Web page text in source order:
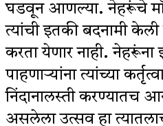
घडवून आणल्या. नेहरूंचे
त्यांची इतकी बदनामी
करता येणार नाही. नेहरूंना
पाहणाऱ्यांना त्यांच्या
निंदानालस्ती
असलेला उत्सव हा